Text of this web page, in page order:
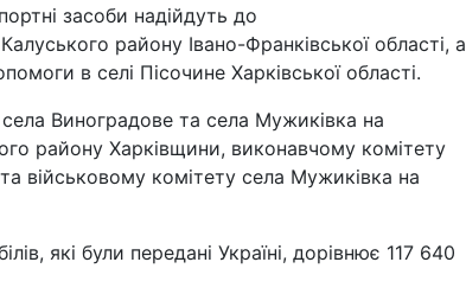
засоби надійдуть до
району Івано-Франківської області, а
в селі Пісочине Харківської області.
Виноградове та села Мужиківка на
району Харківщини, виконавчому комітету
військовому комітету села Мужиківка на
які були передані Україні, дорівнює 117 640